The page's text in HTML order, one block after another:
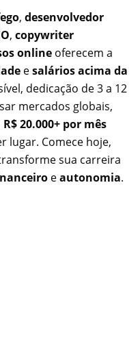
, desenvolvedor
, copywriter
online oferecem a
esalários acima da
dedicação de 3 a 12
mercados globais,
R$ 20.000+ por mês
lugar. Comece hoje,
sua carreira
eautonomia.